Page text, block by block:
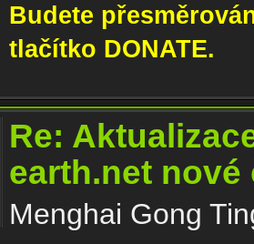
Budete
tlačítko DONATE.
Re:
earth.net nové
Menghai Gong